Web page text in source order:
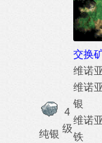
交换
纯银
4
级
维诺
维诺
银
维诺
铁